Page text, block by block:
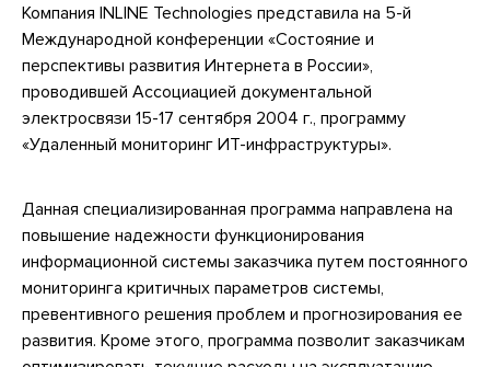
Компания INLINE Technologies представила на 5-й
Международной конференции «Состояние и
перспективы развития Интернета в России»,
проводившей Ассоциацией документальной
электросвязи 15-17 сентября 2004 г., программу
«Удаленный мониторинг ИТ-инфраструктуры».
Данная специализированная программа направлена на
повышение надежности функционирования
информационной системы заказчика путем постоянного
мониторинга критичных параметров системы,
превентивного решения проблем и прогнозирования ее
развития. Кроме этого, программа позволит заказчикам